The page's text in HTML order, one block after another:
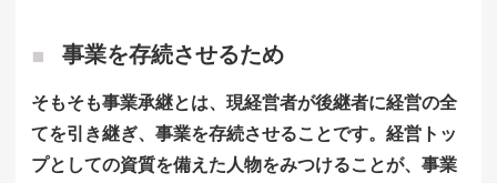
事業を存続させるため
そもそも事業承継とは、現経営者が後継者に経営の全
てを引き継ぎ、事業を存続させることです。経営トッ
プとしての資質を備えた人物をみつけることが、事業